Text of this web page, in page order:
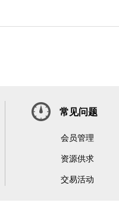
常见问题
会员管理
资源供求
交易活动